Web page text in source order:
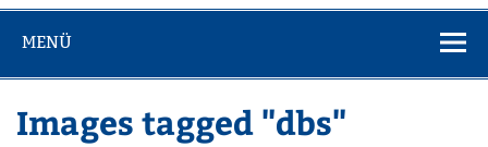
MENÜ
Images tagged "dbs"